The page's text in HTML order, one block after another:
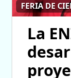
FERIA DE
La